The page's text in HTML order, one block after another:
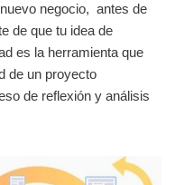
negocio, antes de
de que tu idea de
es la herramienta que
de un proyecto
de reflexión y análisis